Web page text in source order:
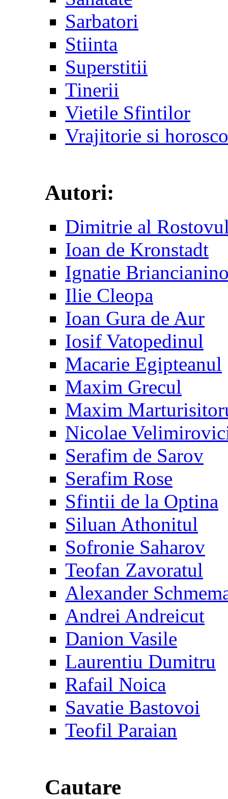
Sarbatori
Stiinta
Superstitii
Tinerii
Vietile Sfintilor
Vrajitorie si
Autori:
Dimitrie al
Ioan de Kronstadt
Ignatie
Ilie Cleopa
Ioan Gura de Aur
Iosif Vatopedinul
Macarie Egipteanul
Maxim Grecul
Maxim
Nicolae
Serafim de Sarov
Serafim Rose
Sfintii de la Optina
Siluan Athonitul
Sofronie Saharov
Teofan Zavoratul
Alexander
Andrei Andreicut
Danion Vasile
Laurentiu Dumitru
Rafail Noica
Savatie Bastovoi
Teofil Paraian
Cautare